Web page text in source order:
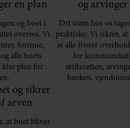
en plan
og boet i
overses. Vi
formue,
alle boets
klar plan for
og
Dit team hos os
praktiske: Vi sikrer,
at alle frister
for
skifteretten,
banken,
og sikrer
arven
at boet bliver